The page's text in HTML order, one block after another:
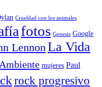
Crueldad con los animales
fotos Genesis Google
LennonLa Vida
mujeres Paul
rock progresivo